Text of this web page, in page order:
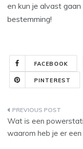
en kun je alvast
bestemming!
FACEBOOK
PINTEREST
Post
navigation
Wat is een
waarom heb je er een